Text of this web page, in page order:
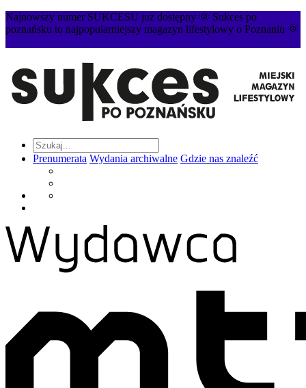
Najnowszy numer SUKCESU już dostępny 🌞 Sukces po
poznańsku to najpopularniejszy magazyn lifestylowy o Poznaniu 🌞
Prenumerata Wydania archiwalne Gdzie nas znaleźć